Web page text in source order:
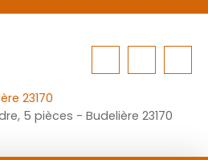
23170
5 pièces - Budelière 23170